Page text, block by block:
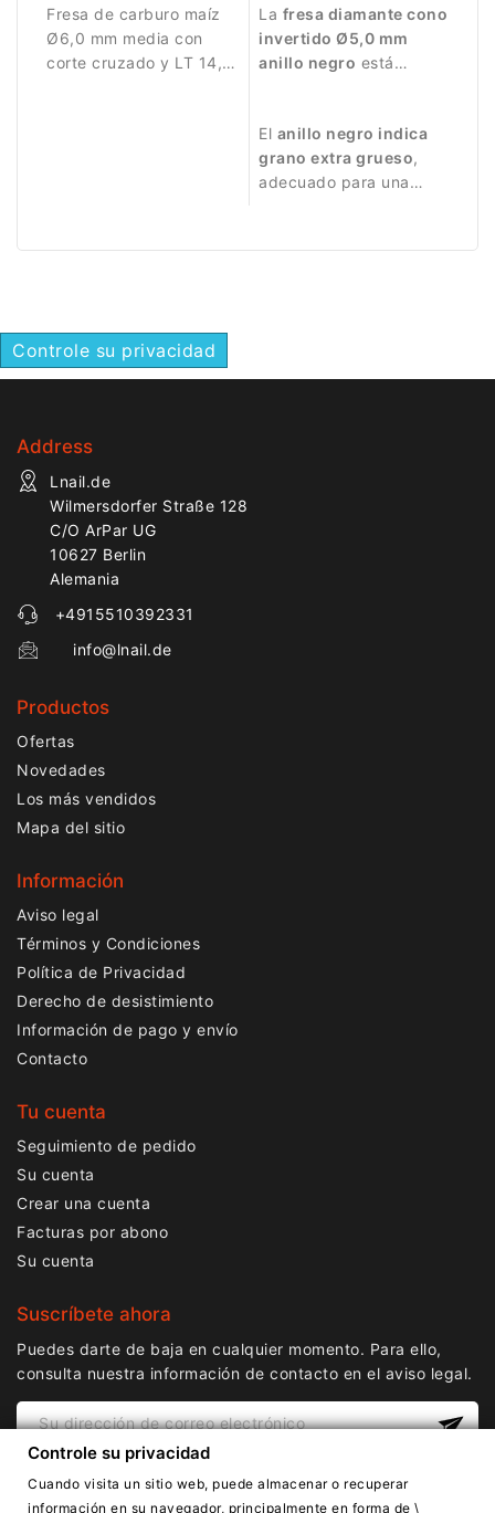
Fresa de carburo maíz
Ø6,0 mm media con
corte cruzado y LT 14,5
La fresa diamante cono
invertido Ø5,0 mm
anillo negro está
El anillo negro indica
grano extra grueso,
adecuado para una
Controle su privacidad
Address
Lnail.de
Wilmersdorfer Straße 128
C/O ArPar UG
10627 Berlin
Alemania
+4915510392331
info@lnail.de
Productos
Ofertas
Novedades
Los más vendidos
Mapa del sitio
Información
Aviso legal
Términos y Condiciones
Política de Privacidad
Derecho de desistimiento
Información de pago y envío
Contacto
Tu cuenta
Seguimiento de pedido
Su cuenta
Crear una cuenta
Facturas por abono
Su cuenta
Suscríbete ahora
Puedes darte de baja en cualquier momento. Para ello,
consulta nuestra información de contacto en el aviso legal.
Controle su privacidad
Cuando visita un sitio web, puede almacenar o recuperar
información en su navegador, principalmente en forma de \